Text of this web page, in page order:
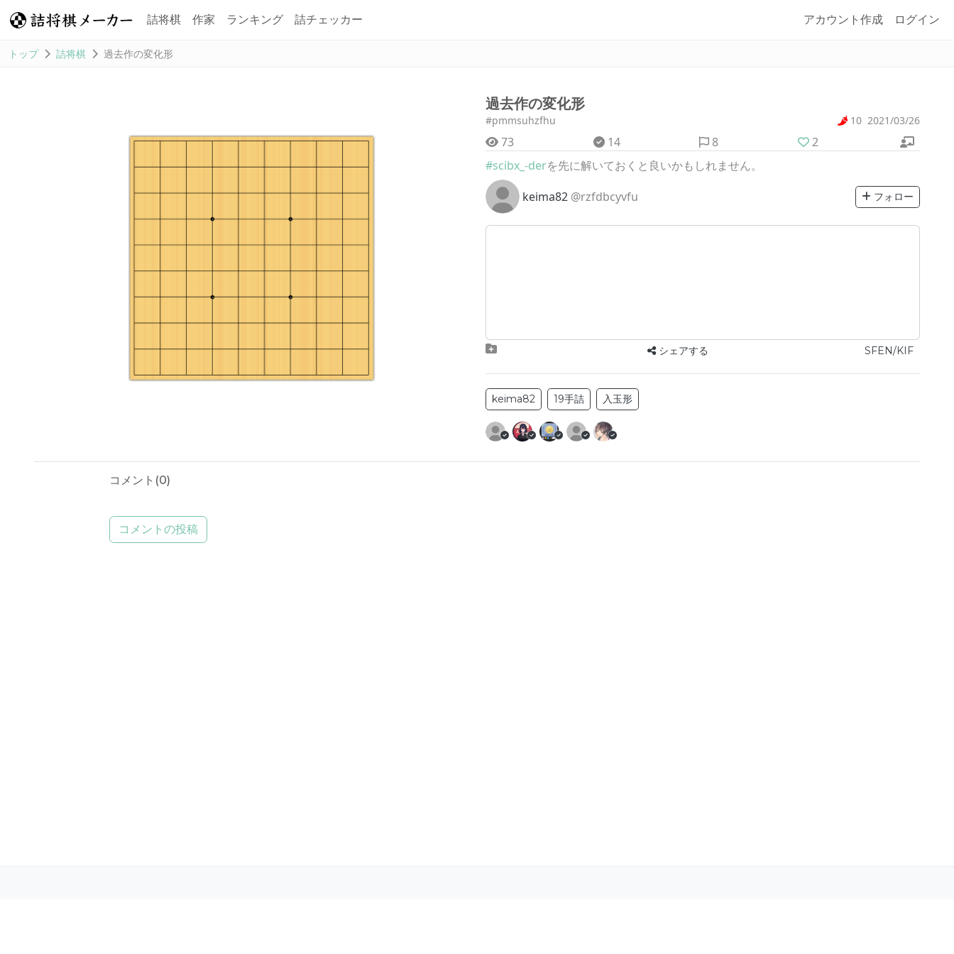
詰将棋 作家 ランキング 詰チェッカー アカウント作成 ログイン
トップ 詰将棋 過去作の変化形
過去作の変化形
#pmmsuhzfhu 10 2021/03/26
73 14 8
2
#scibx_-derを先に解いておくと良いかもしれません。
keima82 @rzfdbcyvfu フォロー
シェアする SFEN/KIF
keima82 19手詰 入玉形
コメント(0)
コメントの投稿